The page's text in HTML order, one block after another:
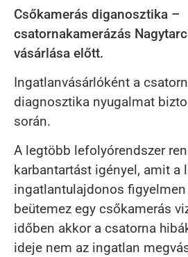
Csőkamerás diganosztika –
csatornakamerázás
vásárlása előtt.
Ingatlanvásárlóként a
diagnosztika nyugalmat
során.
A legtöbb lefolyórendszer
karbantartást igényel, amit a
ingatlantulajdonos figyelmen
beütemez egy csőkamerás
időben akkor a csatorna
ideje nem az ingatlan